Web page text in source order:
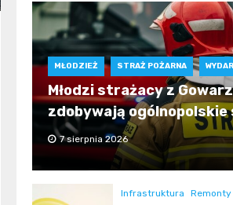
MŁODZIEŻ STRAŻ POŻARNA
Młodzi strażacy z
zdobywają ogólnopolskie
7 sierpnia 2026
Infrastruktura Remonty